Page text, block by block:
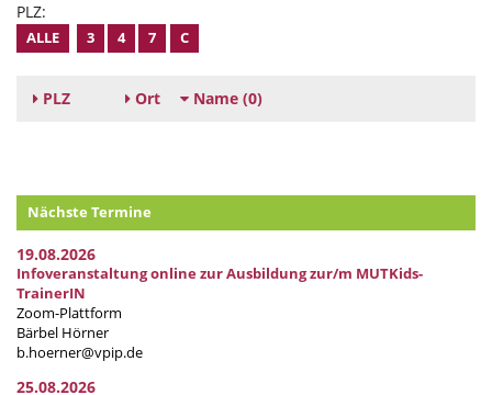
PLZ:
ALLE 3 4 7 C
PLZ Ort Name (0)
Nächste Termine
19.08.2026
Infoveranstaltung online zur Ausbildung zur/m MUTKids-
TrainerIN
Zoom-Plattform
Bärbel Hörner
b.hoerner@vpip.de
25.08.2026